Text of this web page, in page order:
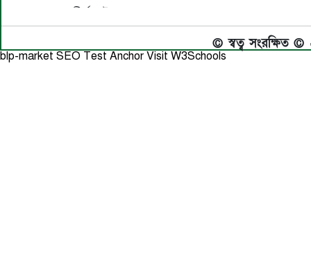
© স্বত্ব সংরক্ষিত
blp-market SEO Test Anchor Visit W3Schools